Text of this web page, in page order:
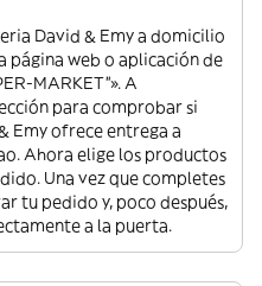
David & Emy a domicilio
página web o aplicación de
MARKET”». A
para comprobar si
Emy ofrece entrega a
Ahora elige los productos
Una vez que completes
tu pedido y, poco después,
a la puerta.